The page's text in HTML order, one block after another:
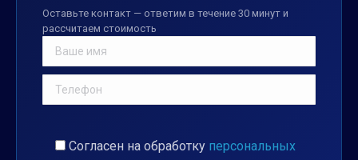
Оставьте контакт — ответим в течение 30 минут и
рассчитаем стоимость
Согласен на обработку персональных